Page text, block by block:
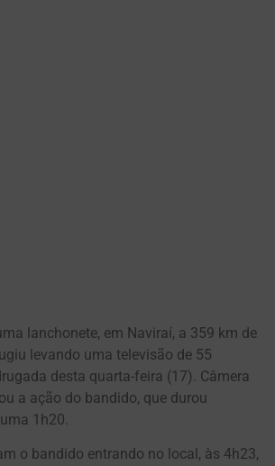
lanchonete, em Naviraí, a 359 km de
levando uma televisão de 55
desta quarta-feira (17). Câmera
a ação do bandido, que durou
1h20.
o bandido entrando no local, às 4h23,